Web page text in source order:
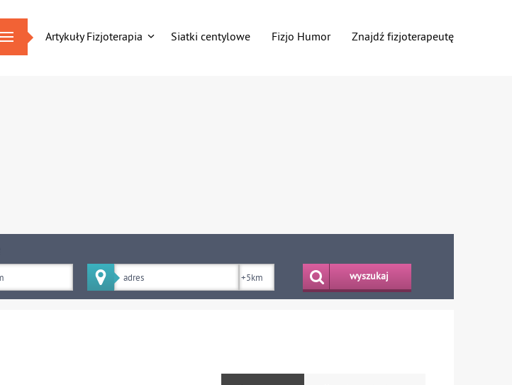
Artykuły Fizjoterapia Siatki centylowe Fizjo Humor Znajdź fizjoterapeutę
wyszukaj